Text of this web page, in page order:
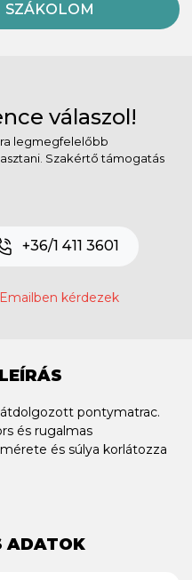
SZÁKOLOM
válaszol!
legmegfelelőbb
Szakértő támogatás
+36/1 411 3601
Emailben kérdezek
pontymatrac.
és rugalmas
és súlya korlátozza
ADATOK